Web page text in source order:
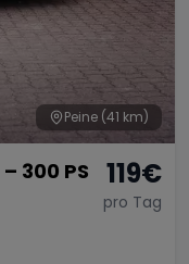
Peine (41 km)
300 PS 119€
pro Tag